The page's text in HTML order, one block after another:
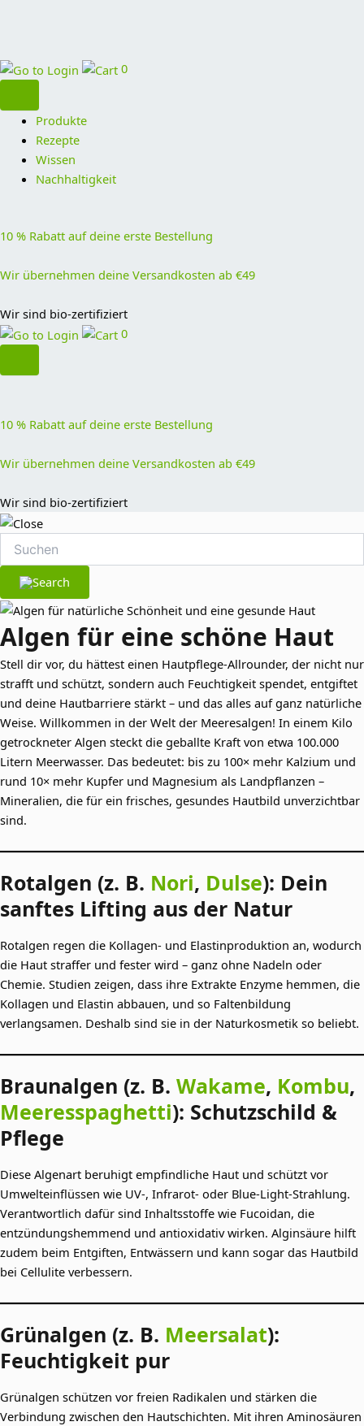
0
Produkte
Rezepte
Wissen
Nachhaltigkeit
10 % Rabatt auf deine erste Bestellung
Wir übernehmen deine Versandkosten ab €49
Wir sind bio-zertifiziert
0
10 % Rabatt auf deine erste Bestellung
Wir übernehmen deine Versandkosten ab €49
Wir sind bio-zertifiziert
Algen für eine schöne Haut
Stell dir vor, du hättest einen Hautpflege-Allrounder, der nicht nur
strafft und schützt, sondern auch Feuchtigkeit spendet, entgiftet
und deine Hautbarriere stärkt – und das alles auf ganz natürliche
Weise. Willkommen in der Welt der Meeresalgen! In einem Kilo
getrockneter Algen steckt die geballte Kraft von etwa 100.000
Litern Meerwasser. Das bedeutet: bis zu 100× mehr Kalzium und
rund 10× mehr Kupfer und Magnesium als Landpflanzen –
Mineralien, die für ein frisches, gesundes Hautbild unverzichtbar
sind.
Rotalgen (z. B. Nori, Dulse): Dein
sanftes Lifting aus der Natur
Rotalgen regen die Kollagen- und Elastinproduktion an, wodurch
die Haut straffer und fester wird – ganz ohne Nadeln oder
Chemie. Studien zeigen, dass ihre Extrakte Enzyme hemmen, die
Kollagen und Elastin abbauen, und so Faltenbildung
verlangsamen. Deshalb sind sie in der Naturkosmetik so beliebt.
Braunalgen (z. B. Wakame, Kombu,
Meeresspaghetti): Schutzschild &
Pflege
Diese Algenart beruhigt empfindliche Haut und schützt vor
Umwelteinflüssen wie UV-, Infrarot- oder Blue-Light-Strahlung.
Verantwortlich dafür sind Inhaltsstoffe wie Fucoidan, die
entzündungshemmend und antioxidativ wirken. Alginsäure hilft
zudem beim Entgiften, Entwässern und kann sogar das Hautbild
bei Cellulite verbessern.
Grünalgen (z. B. Meersalat):
Feuchtigkeit pur
Grünalgen schützen vor freien Radikalen und stärken die
Verbindung zwischen den Hautschichten. Mit ihren Aminosäuren